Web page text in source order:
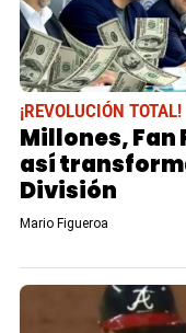
¡REVOLUCIÓN TOTAL!
Millones, Fan
así
División
Mario Figueroa